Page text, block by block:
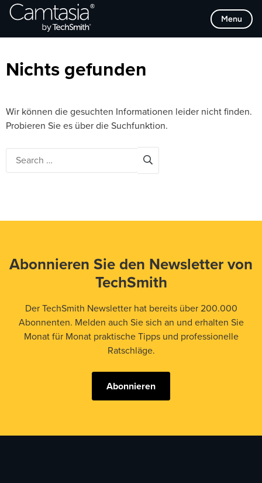
Direkt
zum
Menu
Browse Categories
Nichts gefunden
Wir können die gesuchten Informationen leider nicht finden.
Probieren Sie es über die Suchfunktion.
Abonnieren Sie den Newsletter von
TechSmith
Der TechSmith Newsletter hat bereits über 200.000
Abonnenten. Melden auch Sie sich an und erhalten Sie
Monat für Monat praktische Tipps und professionelle
Ratschläge.
Abonnieren